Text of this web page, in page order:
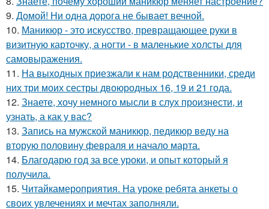
9. Домой! Ни одна дорога не бывает вечной.
10. Маникюр - это искусство, превращающее руки в
визитную карточку, а ногти - в маленькие холсты для
самовыражения.
11. На выходных приезжали к нам родственники, среди
них три моих сестры двоюродных 16, 19 и 21 года.
12. Знаете, хочу немного мысли в слух произнести, и
узнать, а как у вас?
13. Запись на мужской маникюр, педикюр веду на
вторую половину февраля и начало марта.
14. Благодарю год за все уроки, и опыт который я
получила.
15. Читайкамероприятия. На уроке ребята анкеты о
своих увлечениях и мечтах заполняли.